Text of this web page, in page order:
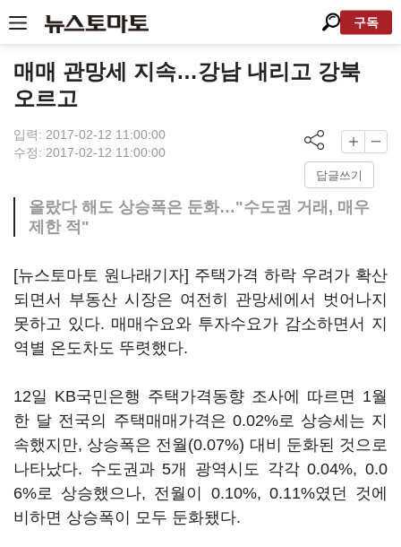
구독
매매 관망세 지속…강남 내리고 강북
오르고
입력: 2017-02-12 11:00:00
수정: 2017-02-12 11:00:00
답글쓰기
올랐다 해도 상승폭은 둔화…"수도권 거래, 매우
제한 적"
[뉴스토마토 원나래기자] 주택가격 하락 우려가 확산
되면서 부동산 시장은 여전히 관망세에서 벗어나지
못하고 있다. 매매수요와 투자수요가 감소하면서 지
역별 온도차도 뚜렷했다.
12일 KB국민은행 주택가격동향 조사에 따르면 1월
한 달 전국의 주택매매가격은 0.02%로 상승세는 지
속했지만, 상승폭은 전월(0.07%) 대비 둔화된 것으로
나타났다. 수도권과 5개 광역시도 각각 0.04%, 0.0
6%로 상승했으나, 전월이 0.10%, 0.11%였던 것에
비하면 상승폭이 모두 둔화됐다.